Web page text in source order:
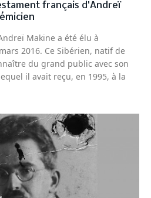
français d’Andreï
Makine a été élu à
2016. Ce Sibérien, natif de
du grand public avec son
il avait reçu, en 1995, à la